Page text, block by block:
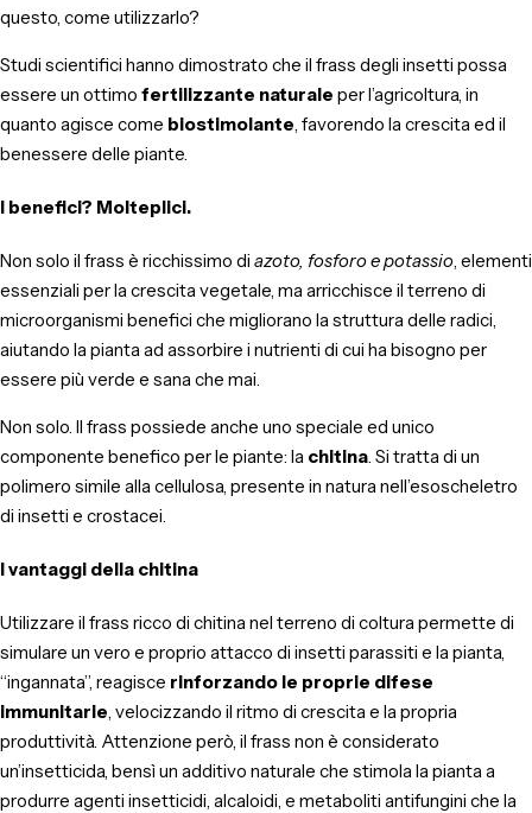
questo, come utilizzarlo?
Studi scientifici hanno dimostrato che il frass degli insetti possa
essere un ottimo fertilizzante naturale per l’agricoltura, in
quanto agisce come biostimolante, favorendo la crescita ed il
benessere delle piante.
I benefici? Molteplici.
Non solo il frass è ricchissimo di azoto, fosforo e potassio, elementi
essenziali per la crescita vegetale, ma arricchisce il terreno di
microorganismi benefici che migliorano la struttura delle radici,
aiutando la pianta ad assorbire i nutrienti di cui ha bisogno per
essere più verde e sana che mai.
Non solo. Il frass possiede anche uno speciale ed unico
componente benefico per le piante: la chitina. Si tratta di un
polimero simile alla cellulosa, presente in natura nell’esoscheletro
di insetti e crostacei.
I vantaggi della chitina
Utilizzare il frass ricco di chitina nel terreno di coltura permette di
simulare un vero e proprio attacco di insetti parassiti e la pianta,
“ingannata”, reagisce rinforzando le proprie difese
immunitarie , velocizzando il ritmo di crescita e la propria
produttività. Attenzione però, il frass non è considerato
un’insetticida, bensì un additivo naturale che stimola la pianta a
produrre agenti insetticidi, alcaloidi, e metaboliti antifungini che la